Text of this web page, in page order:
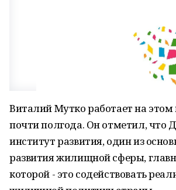
Виталий Мутко работает на этом
почти полгода. Он отметил, что
институт развития, один из
развития жилищной сферы,
которой - это содействовать